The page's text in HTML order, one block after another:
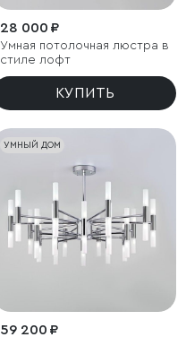
28 000 ₽
Умная потолочная люстра в
стиле лофт
КУПИТЬ
УМНЫЙ ДОМ
59 200 ₽